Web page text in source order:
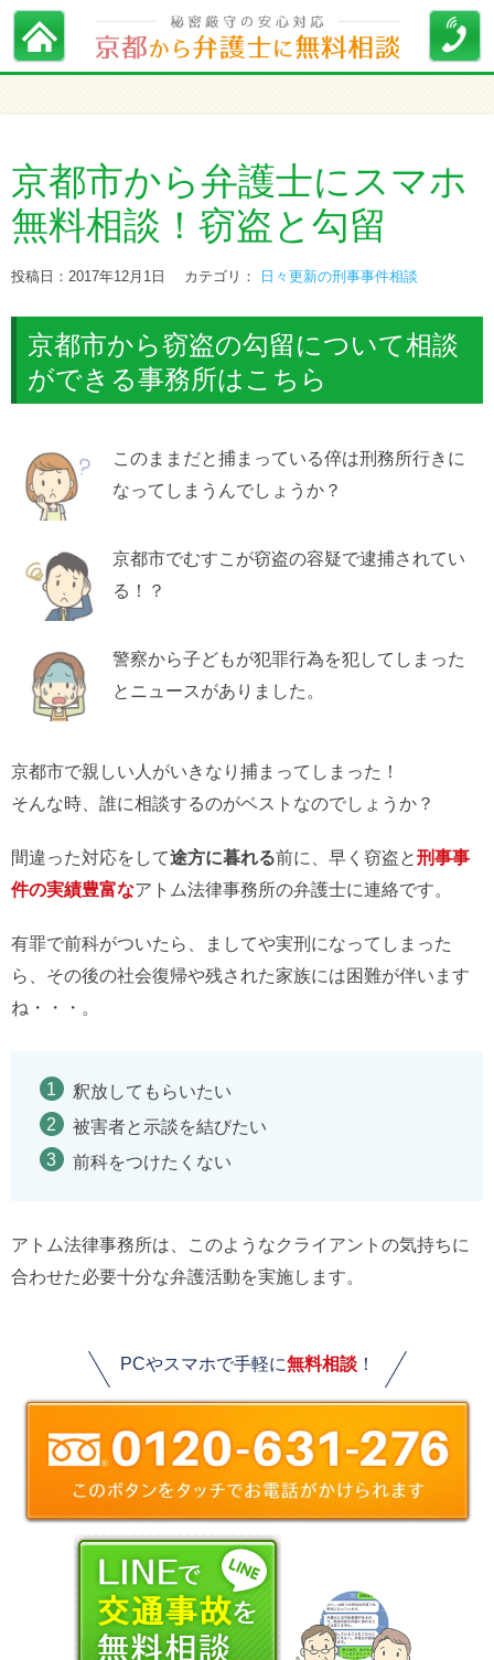
京都市から弁護士にスマホ
無料相談！窃盗と勾留
投稿日：2017年12月1日 カテゴリ： 日々更新の刑事事件相談
京都市から窃盗の勾留について相談
ができる事務所はこちら
このままだと捕まっている倅は刑務所行きに
なってしまうんでしょうか？
京都市でむすこが窃盗の容疑で逮捕されてい
る！？
警察から子どもが犯罪行為を犯してしまった
とニュースがありました。
京都市で親しい人がいきなり捕まってしまった！
そんな時、誰に相談するのがベストなのでしょうか？
間違った対応をして途方に暮れる前に、早く窃盗と刑事事
件の実績豊富なアトム法律事務所の弁護士に連絡です。
有罪で前科がついたら、ましてや実刑になってしまった
ら、その後の社会復帰や残された家族には困難が伴います
ね・・・。
釈放してもらいたい
被害者と示談を結びたい
前科をつけたくない
アトム法律事務所は、このようなクライアントの気持ちに
合わせた必要十分な弁護活動を実施します。
PCやスマホで手軽に無料相談！